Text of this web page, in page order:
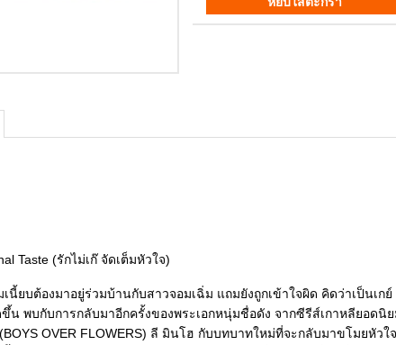
Taste (รักไม่เก๊ จัดเต็มหัวใจ)
ต้องมาอยู่ร่วมบ้านกับสาวจอมเฉิ่ม แถมยังถูกเข้าใจผิด คิดว่าเป็นเกย์
น พบกับการกลับมาอีกครั้งของพระเอกหนุ่มชื่อดัง จากซีรีส์เกาหลียอดนิ
OVER FLOWERS) ลี มินโฮ กับบทบาทใหม่ที่จะกลับมาขโมยหัว